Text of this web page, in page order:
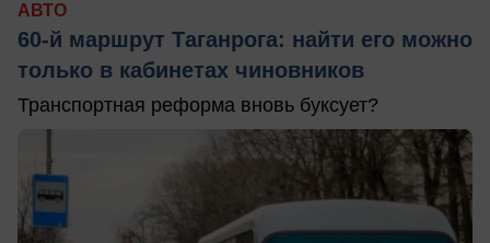
АВТО
60-й маршрут Таганрога: найти его можно
только в кабинетах чиновников
Транспортная реформа вновь буксует?